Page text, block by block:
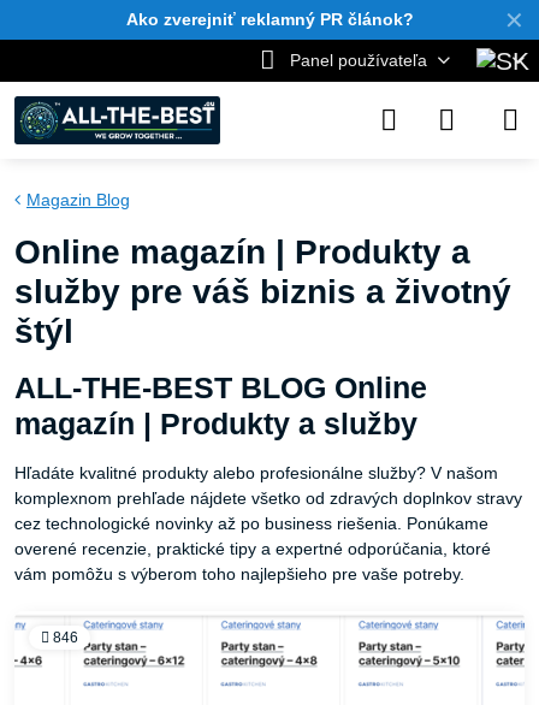
✕
Ako zverejniť reklamný PR článok?
Panel používateľa
Magazin Blog
Online magazín | Produkty a
služby pre váš biznis a životný
štýl
ALL-THE-BEST BLOG Online
magazín | Produkty a služby
Hľadáte kvalitné produkty alebo profesionálne služby? V našom
komplexnom prehľade nájdete všetko od zdravých doplnkov stravy
cez technologické novinky až po business riešenia. Ponúkame
overené recenzie, praktické tipy a expertné odporúčania, ktoré
vám pomôžu s výberom toho najlepšieho pre vaše potreby.
846